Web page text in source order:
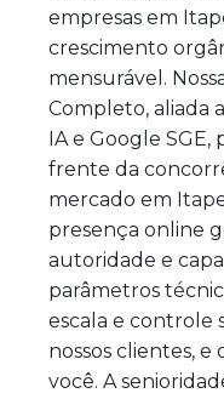
empresas em
crescimento
mensurável.
Completo, aliada
IA e Google SGE,
frente da
mercado em
presença online
autoridade e
parâmetros
escala e controle
nossos clientes,
você. A